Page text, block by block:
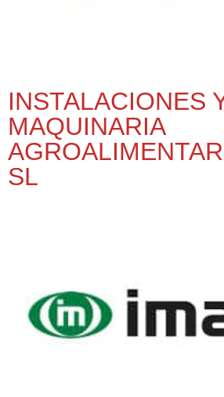
INSTALACIONES
MAQUINARIA
SL